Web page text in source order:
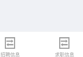
招聘信息 求职信息